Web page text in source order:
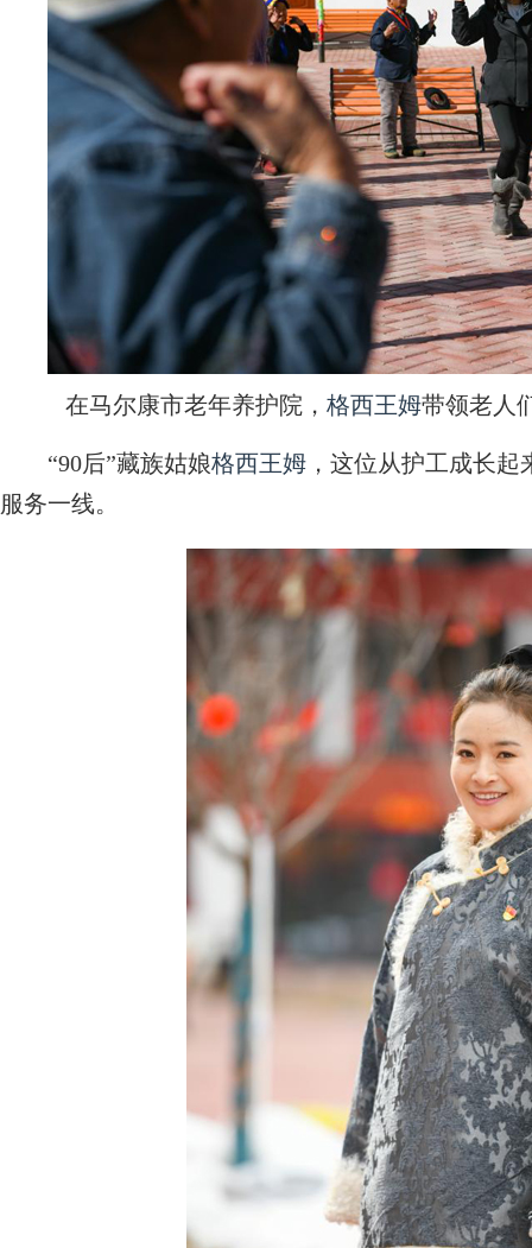
在马尔康市老年养护院， 格西王姆带领老人
“90后”藏族姑娘格西王姆 ，这位从护工成长
服务一线。